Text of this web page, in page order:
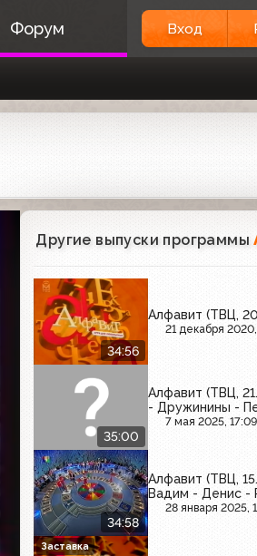
Форум Вход
Другие выпуски программы
34:56
Алфавит (ТВЦ,
21 декабря
35:00
Алфавит (ТВЦ,
- Дружинины -
7 мая 2025, 17:09
34:58
Алфавит (ТВЦ,
Вадим - Денис -
28 января 2025,
Заставка